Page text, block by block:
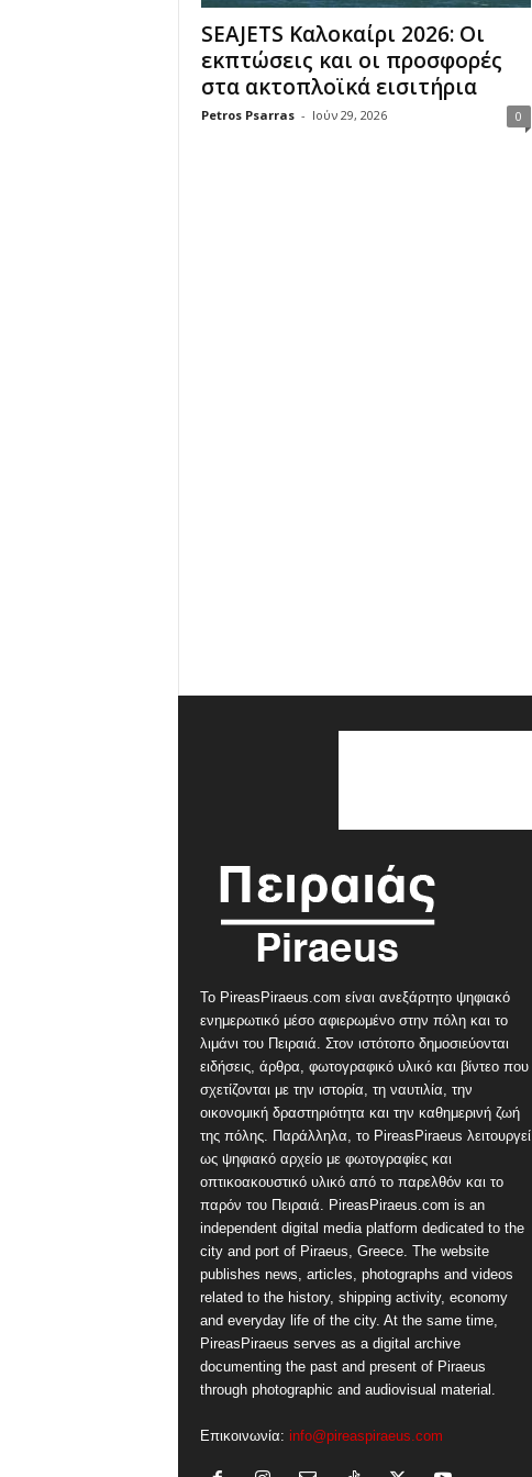
SEAJETS Καλοκαίρι 2026: Οι
εκπτώσεις και οι προσφορές
στα ακτοπλοϊκά εισιτήρια
Petros Psarras - Ιούν 29, 2026 0
Το PireasPiraeus.com είναι ανεξάρτητο ψηφιακό
ενημερωτικό μέσο αφιερωμένο στην πόλη και το
λιμάνι του Πειραιά. Στον ιστότοπο δημοσιεύονται
ειδήσεις, άρθρα, φωτογραφικό υλικό και βίντεο που
σχετίζονται με την ιστορία, τη ναυτιλία, την
οικονομική δραστηριότητα και την καθημερινή ζωή
της πόλης. Παράλληλα, το PireasPiraeus λειτουργεί
ως ψηφιακό αρχείο με φωτογραφίες και
οπτικοακουστικό υλικό από το παρελθόν και το
παρόν του Πειραιά. PireasPiraeus.com is an
independent digital media platform dedicated to the
city and port of Piraeus, Greece. The website
publishes news, articles, photographs and videos
related to the history, shipping activity, economy
and everyday life of the city. At the same time,
PireasPiraeus serves as a digital archive
documenting the past and present of Piraeus
through photographic and audiovisual material.
Επικοινωνία: info@pireaspiraeus.com